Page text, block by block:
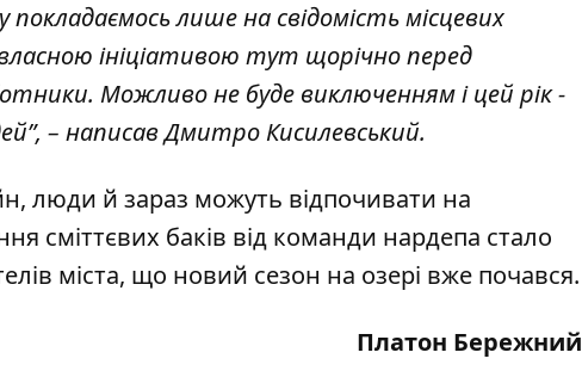
лише на свідомість місцевих
ініціативою тут щорічно перед
Можливо не буде виключенням і цей рік -
– написав Дмитро Кисилевський.
люди й зараз можуть відпочивати на
сміттєвих баків від команди нардепа стало
міста, що новий сезон на озері вже почався.
Платон Бережний